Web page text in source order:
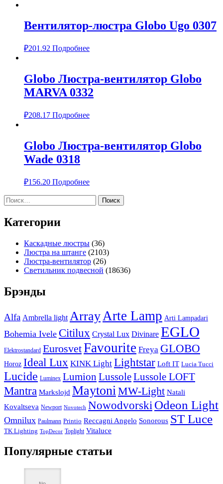
Вентилятор-люстра Globo Ugo 0307
₽201.92 Подробнее
Globo Люстра-вентилятор Globo
MARVA 0332
₽208.17 Подробнее
Globo Люстра-вентилятор Globo
Wade 0318
₽156.20 Подробнее
Найти:
Категории
Каскадные люстры (36)
Люстра на штанге (2103)
Люстра-вентилятор (26)
Светильник подвесной (18636)
Брэнды
Alfa Ambrella light Array Arte Lamp Arti Lampadari
Bohemia Ivele Citilux Crystal Lux Divinare EGLO
Elektrostandard EurosvetFavourite Freya GLOBO
Horoz Ideal Lux KINK Light Lightstar Loft IT Lucia Tucci
Lucide Luminex Lumion LussoleLussole LOFT
Mantra Markslojd Maytoni MW-Light Natali
Kovaltseva Newport Novotech Nowodvorski Odeon Light
Omnilux Paulmann Printio Reccagni Angelo Sonorous ST Luce
TK Lighting TopDecor Toplight Vitaluce
Популярные статьи